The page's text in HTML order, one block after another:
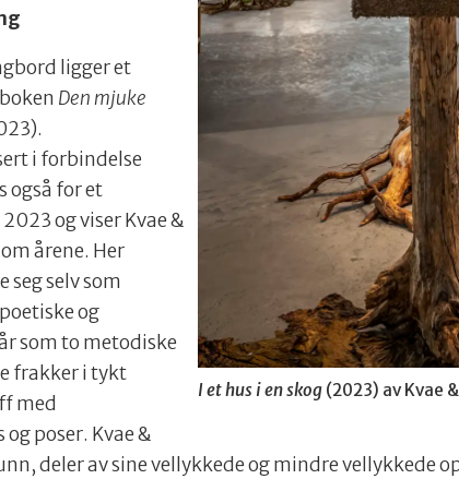
I et hus i en skog(2023) av Kvae
ligger et
Den mjuke
i forbindelse
også for et
og viser Kvae &
årene. Her
seg selv som
og
som to metodiske
frakker i tykt
med
poser. Kvae &
deler av sine vellykkede og mindre